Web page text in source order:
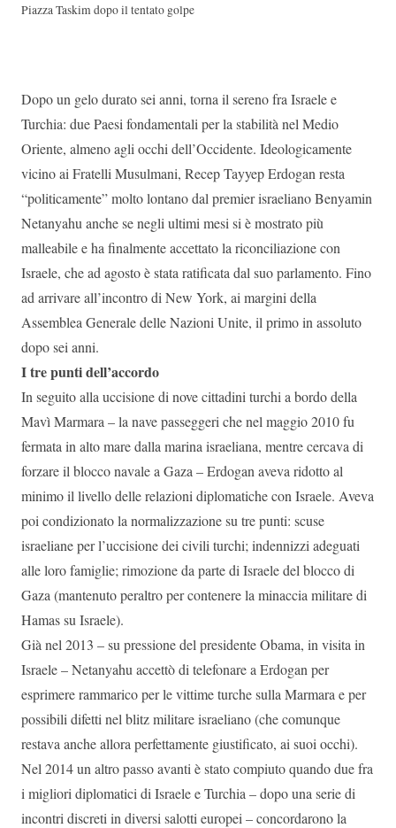
Piazza Taskim dopo il tentato golpe
Dopo un gelo durato sei anni, torna il sereno fra Israele e
Turchia: due Paesi fondamentali per la stabilità nel Medio
Oriente, almeno agli occhi dell’Occidente. Ideologicamente
vicino ai Fratelli Musulmani, Recep Tayyep Erdogan resta
“politicamente” molto lontano dal premier israeliano Benyamin
Netanyahu anche se negli ultimi mesi si è mostrato più
malleabile e ha finalmente accettato la riconciliazione con
Israele, che ad agosto è stata ratificata dal suo parlamento. Fino
ad arrivare all’incontro di New York, ai margini della
Assemblea Generale delle Nazioni Unite, il primo in assoluto
dopo sei anni.
I tre punti dell’accordo
In seguito alla uccisione di nove cittadini turchi a bordo della
Mavì Marmara – la nave passeggeri che nel maggio 2010 fu
fermata in alto mare dalla marina israeliana, mentre cercava di
forzare il blocco navale a Gaza – Erdogan aveva ridotto al
minimo il livello delle relazioni diplomatiche con Israele. Aveva
poi condizionato la normalizzazione su tre punti: scuse
israeliane per l’uccisione dei civili turchi; indennizzi adeguati
alle loro famiglie; rimozione da parte di Israele del blocco di
Gaza (mantenuto peraltro per contenere la minaccia militare di
Hamas su Israele).
Già nel 2013 – su pressione del presidente Obama, in visita in
Israele – Netanyahu accettò di telefonare a Erdogan per
esprimere rammarico per le vittime turche sulla Marmara e per
possibili difetti nel blitz militare israeliano (che comunque
restava anche allora perfettamente giustificato, ai suoi occhi).
Nel 2014 un altro passo avanti è stato compiuto quando due fra
i migliori diplomatici di Israele e Turchia – dopo una serie di
incontri discreti in diversi salotti europei – concordarono la